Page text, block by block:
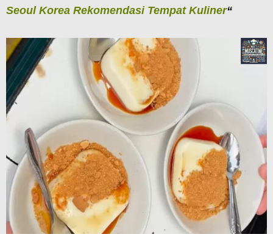
Seoul Korea Rekomendasi Tempat Kuliner“